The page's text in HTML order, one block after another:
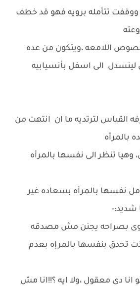
ووقفت تتأمله برويه فهو قد خطف
اللامعه ،ويتكون من عده
الى اسفل بأنسيابيه
القياس لترتديه ما ان انتهت من
بالمرأه
تنظر الى نفسها بالمرأه
نفسها بالمرأه بسعاده غير
شديد:-
بصراحه يجنن مش مصدقه
تحدق بنفسها بالمرإه بعدم
انا دى معقول ،ولا ايه ؟!!انا مش